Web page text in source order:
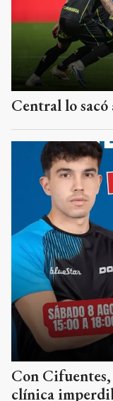
Central lo sacó
Con
clínica